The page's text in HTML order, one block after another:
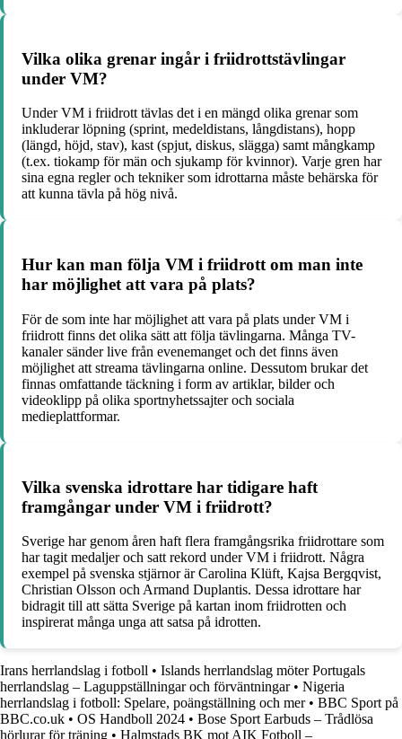
Vilka olika grenar ingår i friidrottstävlingar
under VM?
Under VM i friidrott tävlas det i en mängd olika grenar som
inkluderar löpning (sprint, medeldistans, långdistans), hopp
(längd, höjd, stav), kast (spjut, diskus, slägga) samt mångkamp
(t.ex. tiokamp för män och sjukamp för kvinnor). Varje gren har
sina egna regler och tekniker som idrottarna måste behärska för
att kunna tävla på hög nivå.
Hur kan man följa VM i friidrott om man inte
har möjlighet att vara på plats?
För de som inte har möjlighet att vara på plats under VM i
friidrott finns det olika sätt att följa tävlingarna. Många TV-
kanaler sänder live från evenemanget och det finns även
möjlighet att streama tävlingarna online. Dessutom brukar det
finnas omfattande täckning i form av artiklar, bilder och
videoklipp på olika sportnyhetssajter och sociala
medieplattformar.
Vilka svenska idrottare har tidigare haft
framgångar under VM i friidrott?
Sverige har genom åren haft flera framgångsrika friidrottare som
har tagit medaljer och satt rekord under VM i friidrott. Några
exempel på svenska stjärnor är Carolina Klüft, Kajsa Bergqvist,
Christian Olsson och Armand Duplantis. Dessa idrottare har
bidragit till att sätta Sverige på kartan inom friidrotten och
inspirerat många unga att satsa på idrotten.
Irans herrlandslag i fotboll • Islands herrlandslag möter Portugals
herrlandslag – Laguppställningar och förväntningar• Nigeria
herrlandslag i fotboll: Spelare, poängställning och mer• BBC Sport på
BBC.co.uk • OS Handboll 2024 • Bose Sport Earbuds – Trådlösa
hörlurar för träning • Halmstads BK mot AIK Fotboll –